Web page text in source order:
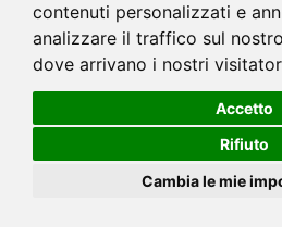
contenuti personalizzati e
analizzare il traffico sul
dove arrivano i nostri
Accetto
Rifiuto
Cambia le mie